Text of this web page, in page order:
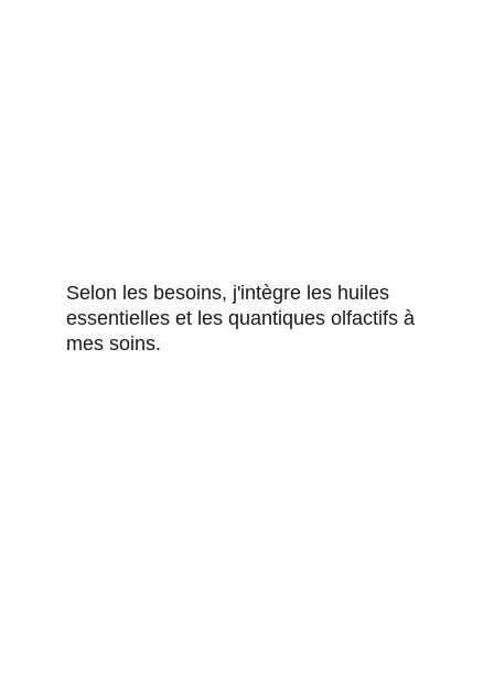
Selon les besoins, j'intègre les huiles
essentielles et les quantiques olfactifs à
mes soins.